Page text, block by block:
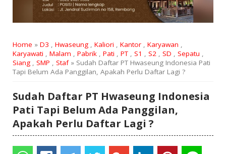
Home » D3 , Hwaseung, Kaliori , Kantor, Karyawan ,
Karyawati , Malam , Pabrik, Pati , PT, S1 , S2, SD , Sepatu ,
Siang, SMP , Staf» Sudah Daftar PT Hwaseung Indonesia Pati
Tapi Belum Ada Panggilan, Apakah Perlu Daftar Lagi ?
Sudah Daftar PT Hwaseung Indonesia
Pati Tapi Belum Ada Panggilan,
Apakah Perlu Daftar Lagi ?